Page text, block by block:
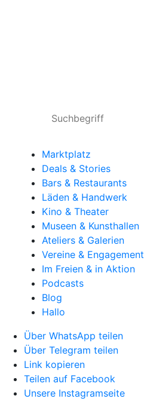
Marktplatz
Deals & Stories
Bars & Restaurants
Läden & Handwerk
Kino & Theater
Museen & Kunsthallen
Ateliers & Galerien
Vereine & Engagement
Im Freien & in Aktion
Podcasts
Blog
Hallo
Über WhatsApp teilen
Über Telegram teilen
Link kopieren
Teilen auf Facebook
Unsere Instagramseite